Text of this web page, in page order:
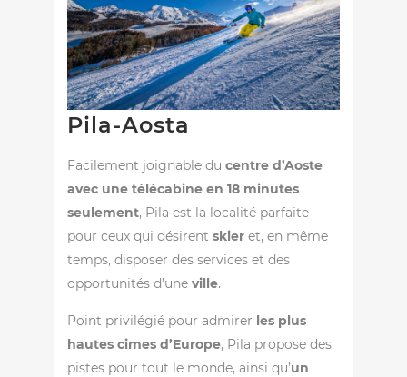
Pila-Aosta
Facilement joignable du centre d’Aoste
avec une télécabine en 18 minutes
seulement, Pila est la localité parfaite
pour ceux qui désirent skier et, en même
temps, disposer des services et des
opportunités d’une ville.
Point privilégié pour admirer les plus
hautes cimes d’Europe, Pila propose des
pistes pour tout le monde, ainsi qu’un